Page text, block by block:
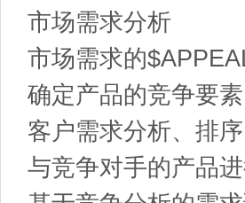
市场需求分析
市场需求的
确定产品的竞争要
客户需求分析、排
与竞争对手的产品